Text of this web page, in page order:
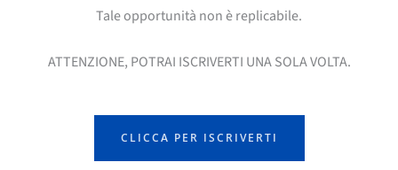
Tale opportunità non è replicabile.
ATTENZIONE, POTRAI ISCRIVERTI UNA SOLA VOLTA.
CLICCA PER ISCRIVERTI